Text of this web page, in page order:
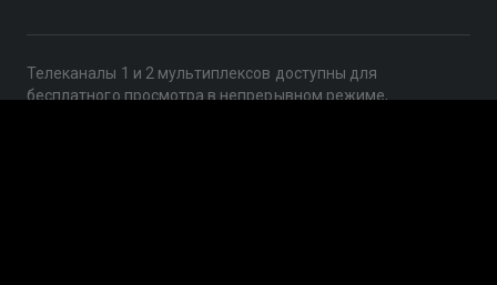
Телеканалы 1 и 2 мультиплексов доступны для
бесплатного просмотра в непрерывном режиме,